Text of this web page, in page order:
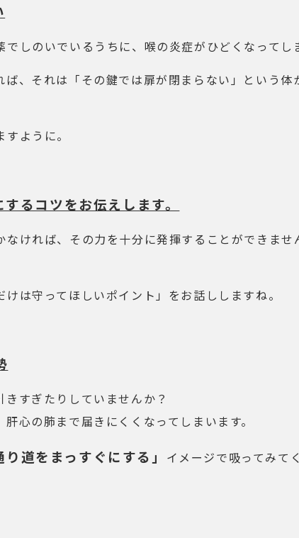
しのいでいるうちに、喉の炎症がひどくなってし
、それは「その鍵では扉が閉まらない」という
ように。
るコツをお伝えします。
ければ、その力を十分に発揮することができま
は守ってほしいポイント」をお話ししますね。
すぎたりしていませんか？
心の肺まで届きにくくなってしまいます。
り道をまっすぐにする」
イメージで吸ってみて